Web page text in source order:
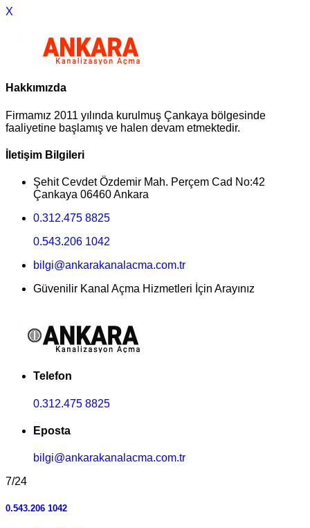
X
Hakkımızda
Firmamız 2011 yılında kurulmuş Çankaya bölgesinde
faaliyetine başlamış ve halen devam etmektedir.
İletişim Bilgileri
Şehit Cevdet Özdemir Mah. Perçem Cad No:42
Çankaya 06460 Ankara
0.312.475 8825
0.543.206 1042
bilgi@ankarakanalacma.com.tr
Güvenilir Kanal Açma Hizmetleri İçin Arayınız
Telefon
0.312.475 8825
Eposta
bilgi@ankarakanalacma.com.tr
7/24
0.543.206 1042